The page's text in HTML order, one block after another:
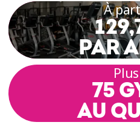
À
PAR
75
AU